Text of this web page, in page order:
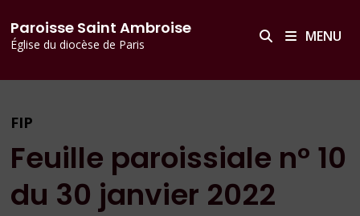
principal
au
contenu
Paroisse Saint Ambroise
Église du diocèse de Paris MENU
FIP
Feuille paroissiale n° 10
du 30 janvier 2022